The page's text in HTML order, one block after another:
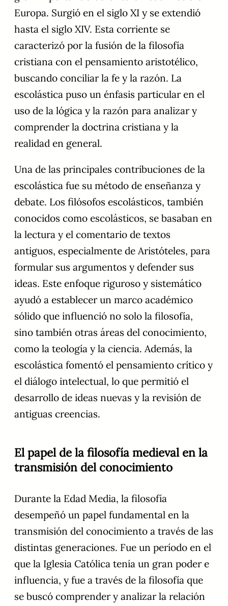
Europa. Surgió en el siglo XI y se extendió
hasta el siglo XIV. Esta corriente se
caracterizó por la fusión de la filosofía
cristiana con el pensamiento aristotélico,
buscando conciliar la fe y la razón. La
escolástica puso un énfasis particular en el
uso de la lógica y la razón para analizar y
comprender la doctrina cristiana y la
realidad en general.
Una de las principales contribuciones de la
escolástica fue su método de enseñanza y
debate. Los filósofos escolásticos, también
conocidos como escolásticos, se basaban en
la lectura y el comentario de textos
antiguos, especialmente de Aristóteles, para
formular sus argumentos y defender sus
ideas. Este enfoque riguroso y sistemático
ayudó a establecer un marco académico
sólido que influenció no solo la filosofía,
sino también otras áreas del conocimiento,
como la teología y la ciencia. Además, la
escolástica fomentó el pensamiento crítico y
el diálogo intelectual, lo que permitió el
desarrollo de ideas nuevas y la revisión de
antiguas creencias.
El papel de la filosofía medieval en la
transmisión del conocimiento
Durante la Edad Media, la filosofía
desempeñó un papel fundamental en la
transmisión del conocimiento a través de las
distintas generaciones. Fue un período en el
que la Iglesia Católica tenía un gran poder e
influencia, y fue a través de la filosofía que
se buscó comprender y analizar la relación